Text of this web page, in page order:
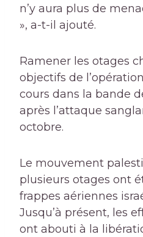
n’y aura plus de
», a-t-il ajouté.
Ramener les otages
objectifs de
cours dans la bande
après l’attaque
octobre.
Le mouvement
plusieurs otages ont
frappes aériennes
Jusqu’à présent, les
ont abouti à la